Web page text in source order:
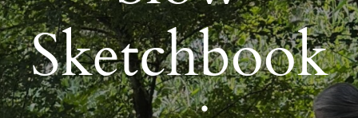
Sketchbook